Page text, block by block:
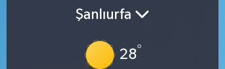
Şanlıurfa
28°